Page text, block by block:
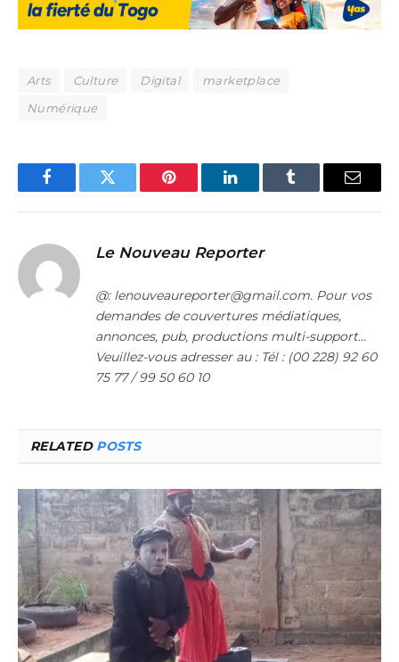
Arts Culture Digital
marketplace
Numérique
FacebookTwitter Pinterest LinkedInTumblr Email
Le Nouveau Reporter
@: lenouveaureporter@gmail.com. Pour vos
demandes de couvertures médiatiques,
annonces, pub, productions multi-support…
Veuillez-vous adresser au : Tél : (00 228) 92 60
75 77 / 99 50 60 10
RELATED POSTS